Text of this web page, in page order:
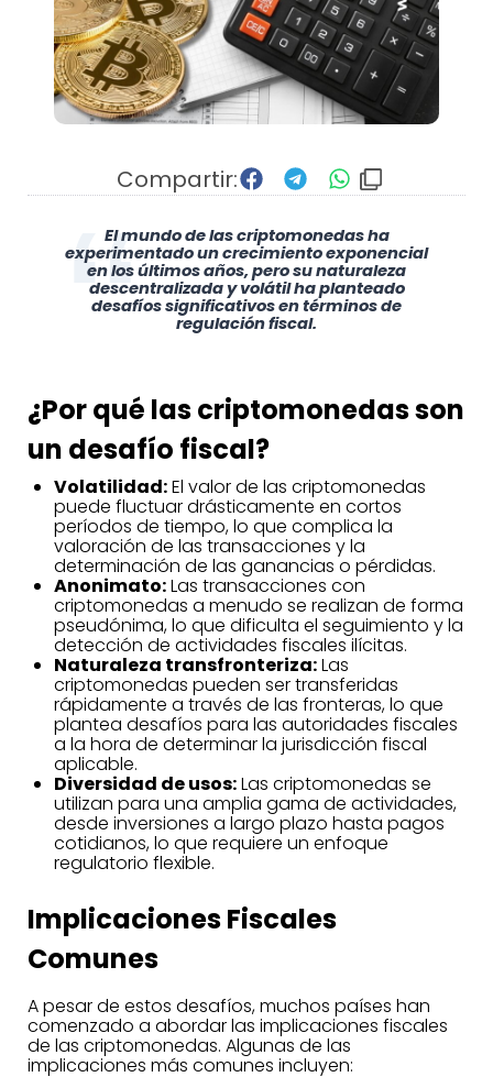
Compartir:
El mundo de las criptomonedas ha
experimentado un crecimiento exponencial
en los últimos años, pero su naturaleza
descentralizada y volátil ha planteado
desafíos significativos en términos de
regulación fiscal.
¿Por qué las criptomonedas son
un desafío fiscal?
Volatilidad:El valor de las criptomonedas
puede fluctuar drásticamente en cortos
períodos de tiempo, lo que complica la
valoración de las transacciones y la
determinación de las ganancias o pérdidas.
Anonimato:Las transacciones con
criptomonedas a menudo se realizan de forma
pseudónima, lo que dificulta el seguimiento y la
detección de actividades fiscales ilícitas.
Naturaleza transfronteriza:Las
criptomonedas pueden ser transferidas
rápidamente a través de las fronteras, lo que
plantea desafíos para las autoridades fiscales
a la hora de determinar la jurisdicción fiscal
aplicable.
Diversidad de usos:Las criptomonedas se
utilizan para una amplia gama de actividades,
desde inversiones a largo plazo hasta pagos
cotidianos, lo que requiere un enfoque
regulatorio flexible.
Implicaciones Fiscales
Comunes
A pesar de estos desafíos, muchos países han
comenzado a abordar las implicaciones fiscales
de las criptomonedas. Algunas de las
implicaciones más comunes incluyen: